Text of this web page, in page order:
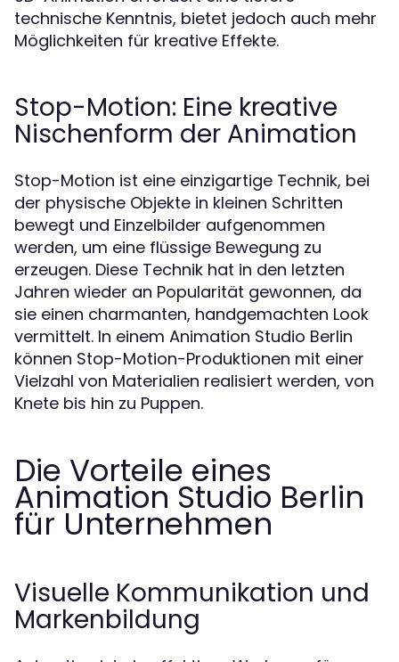
technische Kenntnis, bietet jedoch auch mehr
Möglichkeiten für kreative Effekte.
Stop-Motion: Eine kreative
Nischenform der Animation
Stop-Motion ist eine einzigartige Technik, bei
der physische Objekte in kleinen Schritten
bewegt und Einzelbilder aufgenommen
werden, um eine flüssige Bewegung zu
erzeugen. Diese Technik hat in den letzten
Jahren wieder an Popularität gewonnen, da
sie einen charmanten, handgemachten Look
vermittelt. In einem Animation Studio Berlin
können Stop-Motion-Produktionen mit einer
Vielzahl von Materialien realisiert werden, von
Knete bis hin zu Puppen.
Die Vorteile eines
Animation Studio Berlin
für Unternehmen
Visuelle Kommunikation und
Markenbildung